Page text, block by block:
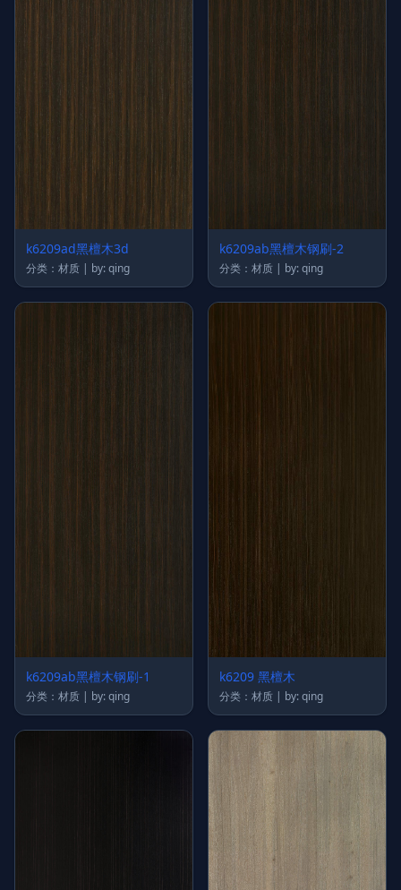
k6209ad黑檀木3d
分类：材质 | by: qing
k6209ab黑檀木钢刷-2
分类：材质 | by: qing
k6209ab黑檀木钢刷-1
分类：材质 | by: qing
k6209 黑檀木
分类：材质 | by: qing